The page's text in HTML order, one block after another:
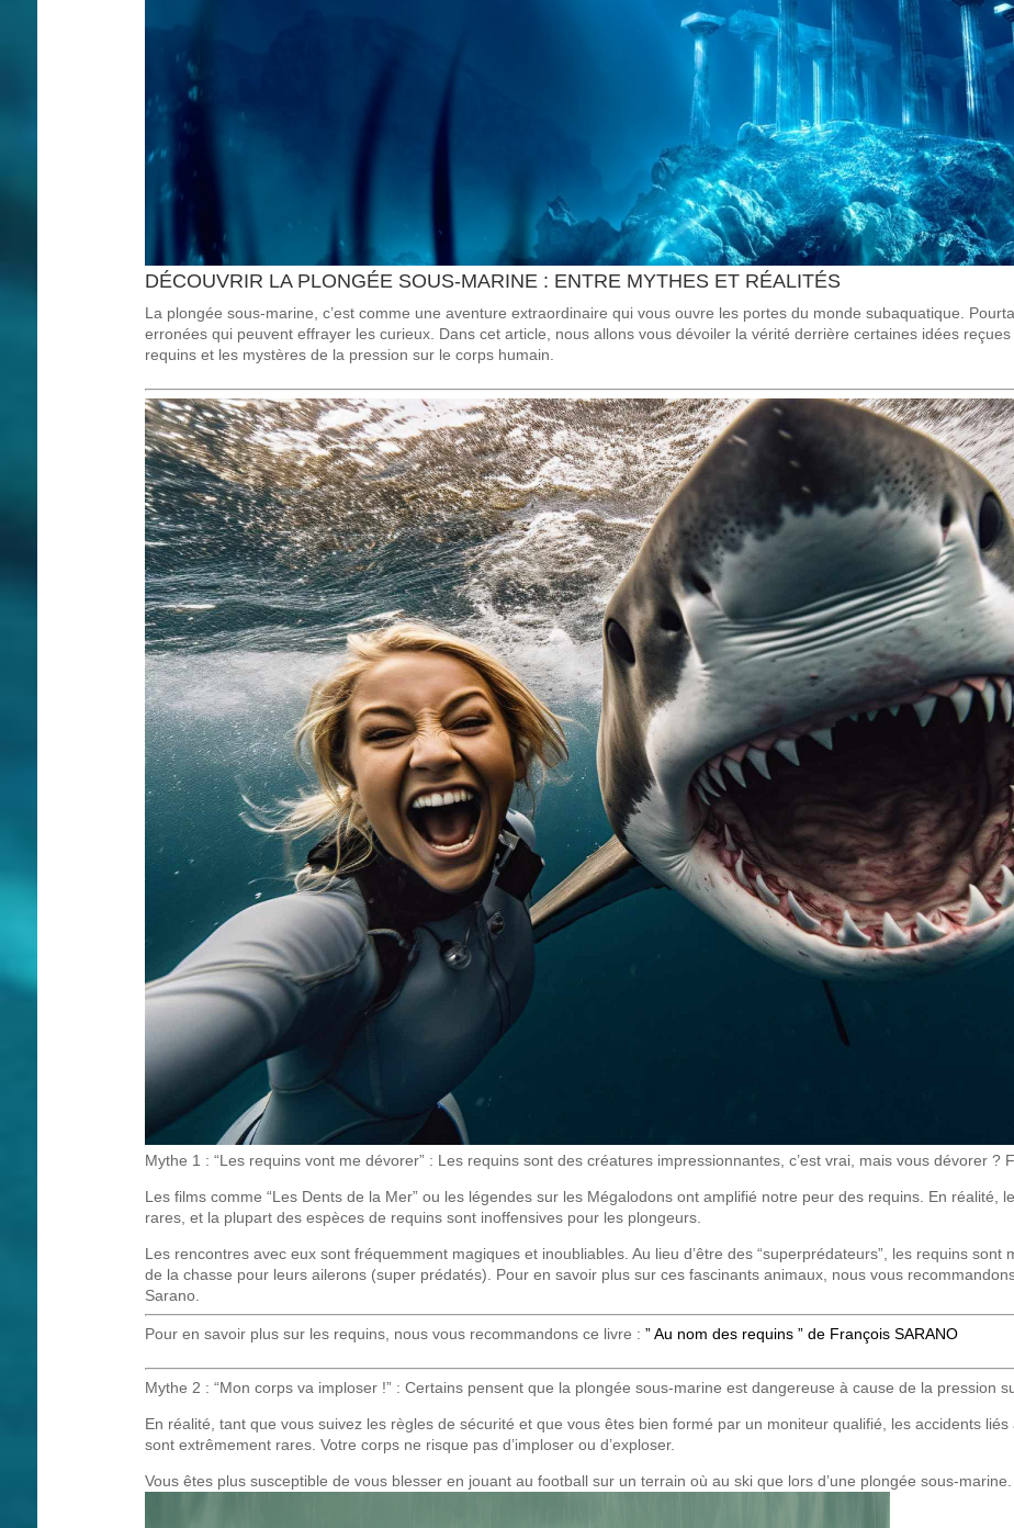
DÉCOUVRIR LA PLONGÉE SOUS-MARINE : ENTRE MYTHES ET RÉALITÉS
La plongée sous-marine, c’est comme une aventure extraordinaire qui vous ouvre les portes du monde subaquatique.
erronées qui peuvent effrayer les curieux. Dans cet article, nous allons vous dévoiler la vérité derrière certaines idées
requins et les mystères de la pression sur le corps humain.
Mythe 1 : “Les requins vont me dévorer” : Les requins sont des créatures impressionnantes, c’est vrai, mais vous dévorer ?
Les films comme “Les Dents de la Mer” ou les légendes sur les Mégalodons ont amplifié notre peur des requins. En réalité,
rares, et la plupart des espèces de requins sont inoffensives pour les plongeurs.
Les rencontres avec eux sont fréquemment magiques et inoubliables. Au lieu d’être des “superprédateurs”, les requins
de la chasse pour leurs ailerons (super prédatés). Pour en savoir plus sur ces fascinants animaux, nous vous
Sarano.
Pour en savoir plus sur les requins, nous vous recommandons ce livre : ” Au nom des requins ” de François SARANO
Mythe 2 : “Mon corps va imploser !” : Certains pensent que la plongée sous-marine est dangereuse à cause de la pression
En réalité, tant que vous suivez les règles de sécurité et que vous êtes bien formé par un moniteur qualifié, les accidents
sont extrêmement rares. Votre corps ne risque pas d’imploser ou d’exploser.
Vous êtes plus susceptible de vous blesser en jouant au football sur un terrain où au ski que lors d’une plongée sous-marine.